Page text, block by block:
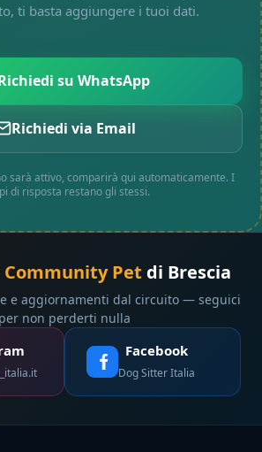
ti basta aggiungere i tuoi dati.
su WhatsApp
Richiedi via Email
sarà attivo, comparirà qui automaticamente. I
di risposta restano gli stessi.
Community Pet di Brescia
e aggiornamenti dal circuito — seguici
per non perderti nulla
Facebook
Dog Sitter Italia